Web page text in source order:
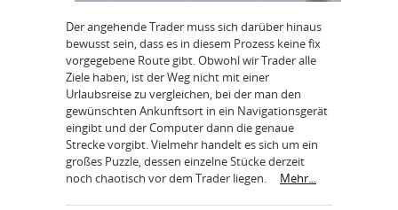
Der angehende Trader muss sich darüber hinaus
bewusst sein, dass es in diesem Prozess keine fix
vorgegebene Route gibt. Obwohl wir Trader alle
Ziele haben, ist der Weg nicht mit einer
Urlaubsreise zu vergleichen, bei der man den
gewünschten Ankunftsort in ein Navigationsgerät
eingibt und der Computer dann die genaue
Strecke vorgibt. Vielmehr handelt es sich um ein
großes Puzzle, dessen einzelne Stücke derzeit
noch chaotisch vor dem Trader liegen. Mehr...